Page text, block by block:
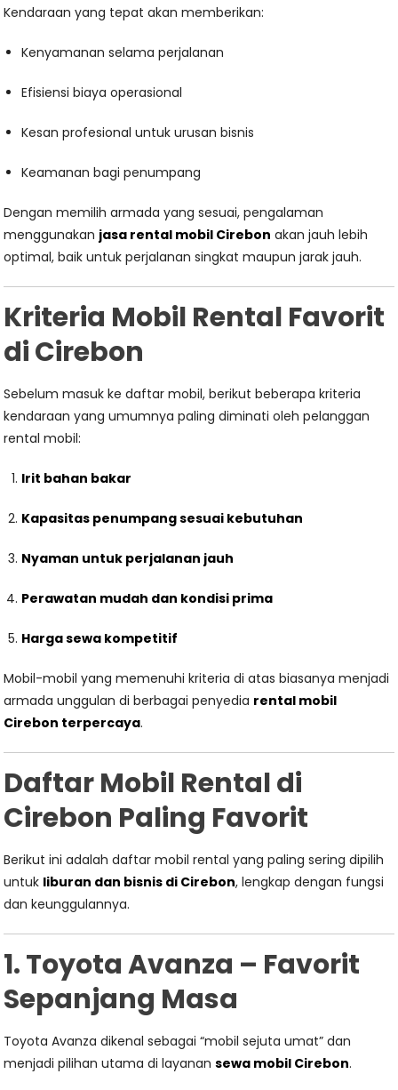
Kendaraan yang tepat akan memberikan:
Kenyamanan selama perjalanan
Efisiensi biaya operasional
Kesan profesional untuk urusan bisnis
Keamanan bagi penumpang
Dengan memilih armada yang sesuai, pengalaman
menggunakan jasa rental mobil Cirebon akan jauh lebih
optimal, baik untuk perjalanan singkat maupun jarak jauh.
Kriteria Mobil Rental Favorit
di Cirebon
Sebelum masuk ke daftar mobil, berikut beberapa kriteria
kendaraan yang umumnya paling diminati oleh pelanggan
rental mobil:
Irit bahan bakar
Kapasitas penumpang sesuai kebutuhan
Nyaman untuk perjalanan jauh
Perawatan mudah dan kondisi prima
Harga sewa kompetitif
Mobil-mobil yang memenuhi kriteria di atas biasanya menjadi
armada unggulan di berbagai penyedia rental mobil
Cirebon terpercaya.
Daftar Mobil Rental di
Cirebon Paling Favorit
Berikut ini adalah daftar mobil rental yang paling sering dipilih
untuk liburan dan bisnis di Cirebon, lengkap dengan fungsi
dan keunggulannya.
1. Toyota Avanza – Favorit
Sepanjang Masa
Toyota Avanza dikenal sebagai “mobil sejuta umat” dan
menjadi pilihan utama di layanansewa mobil Cirebon.